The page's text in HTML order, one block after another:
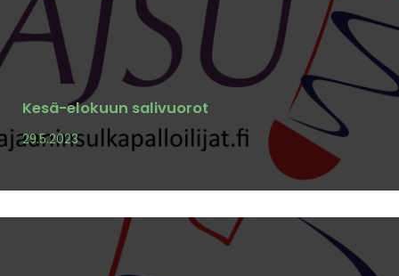
Kesä-elokuun salivuorot
29.5.2023